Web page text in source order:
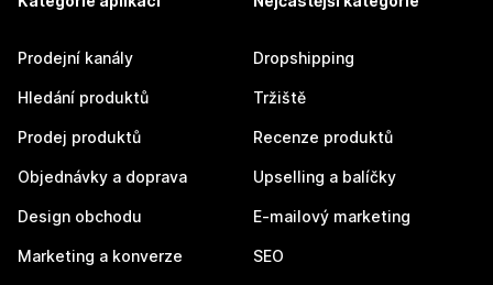
Prodejní kanály
Hledání produktů
Prodej produktů
Objednávky a doprava
Design obchodu
Marketing a konverze
Dropshipping
Tržiště
Recenze produktů
Upselling a balíčky
E-mailový marketing
SEO